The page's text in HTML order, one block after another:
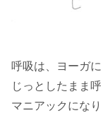
呼吸は、ヨーガ
じっとしたまま
マニアックにな